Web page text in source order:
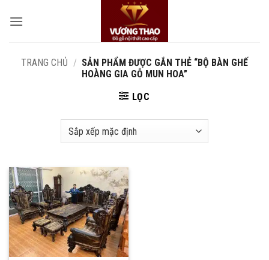
qua
TRANG CHỦ / SẢN PHẨM ĐƯỢC GẮN THẺ “BỘ BÀN GHẾ
HOÀNG GIA GỖ MUN HOA”
LỌC